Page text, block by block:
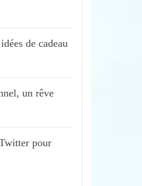
de cadeau
un rêve
pour